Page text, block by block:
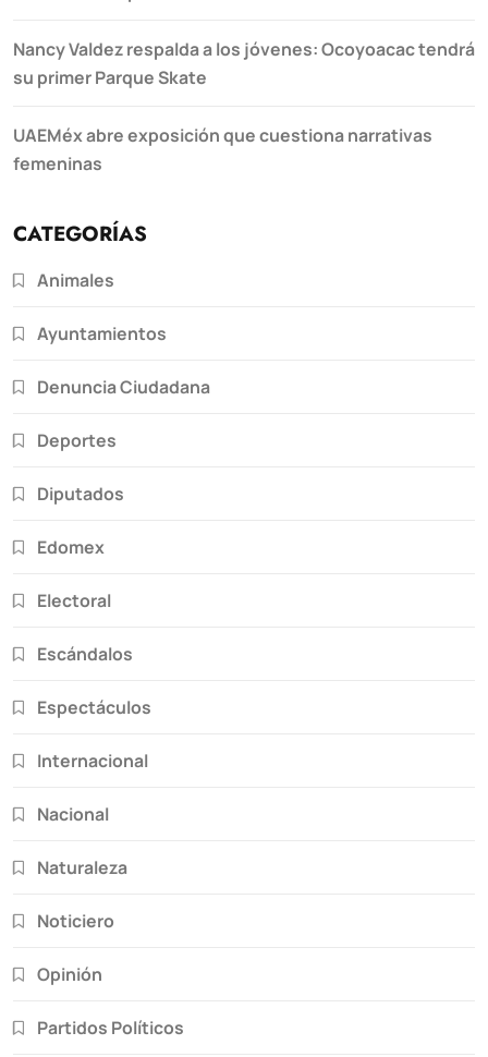
Nancy Valdez respalda a los jóvenes: Ocoyoacac tendrá
su primer Parque Skate
UAEMéx abre exposición que cuestiona narrativas
femeninas
CATEGORÍAS
Animales
Ayuntamientos
Denuncia Ciudadana
Deportes
Diputados
Edomex
Electoral
Escándalos
Espectáculos
Internacional
Nacional
Naturaleza
Noticiero
Opinión
Partidos Políticos